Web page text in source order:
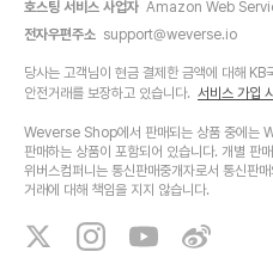
호스팅 서비스 사업자 Amazon Web
전자우편주소 support@weverse.io
당사는 고객님이 현금 결제한 금액에 대해 KB
안전거래를 보장하고 있습니다. 서비스 가입
Weverse Shop에서 판매되는 상품 중에는
판매하는 상품이 포함되어 있습니다. 개별 판
위버스컴퍼니는 통신판매중개자로서 통신판
거래에 대해 책임을 지지 않습니다.